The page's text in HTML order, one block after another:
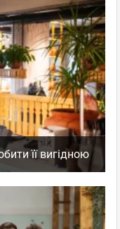
її вигідною